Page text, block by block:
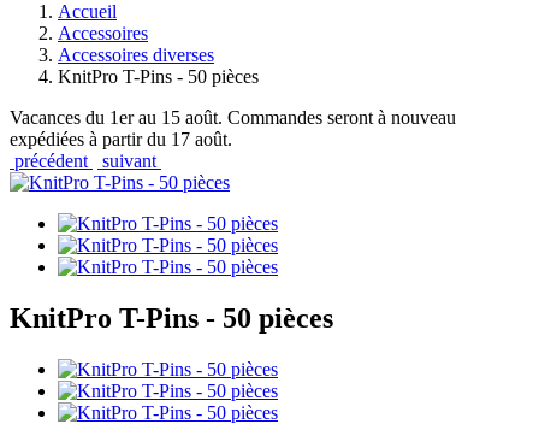
Accueil
Accessoires
Accessoires diverses
KnitPro T-Pins - 50 pièces
Vacances du 1er au 15 août. Commandes seront à nouveau
expédiées à partir du 17 août.
précédent
suivant
KnitPro T-Pins - 50 pièces